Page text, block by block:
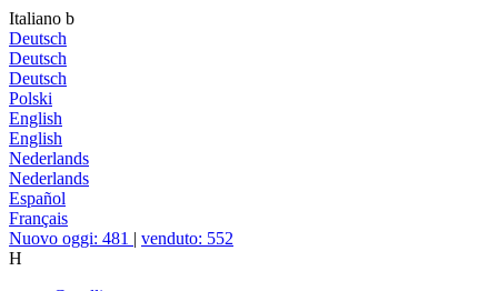
Italiano b
Deutsch
Deutsch
Deutsch
Polski
English
English
Nederlands
Nederlands
Español
Français
Nuovo oggi: 481 | venduto: 552
H